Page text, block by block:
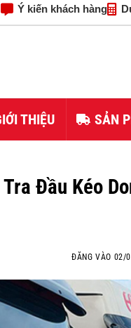
Ý kiến khách hàng
THIỆU SẢN
Đầu Kéo
ĐĂNG VÀO 02/